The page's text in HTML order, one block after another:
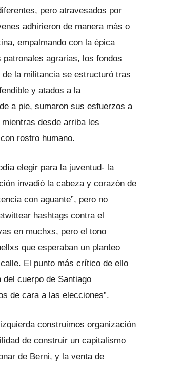
pero atravesados por
adhirieron de manera más o
empalmando con la épica
agrarias, los fondos
la militancia se estructuró tras
y atados a la
a pie, sumaron sus esfuerzos a
desde arriba les
rostro humano.
elegir para la juventud- la
invadió la cabeza y corazón de
con aguante”, pero no
hashtags contra el
en muchxs, pero el tono
que esperaban un planteo
El punto más crítico de ello
cuerpo de Santiago
de cara a las elecciones”.
construimos organización
de construir un capitalismo
de Berni, y la venta de